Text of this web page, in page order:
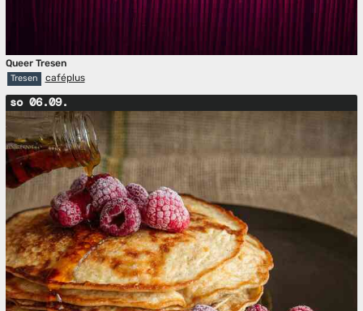
Queer Tresen
Tresen caféplus
so 06.09.